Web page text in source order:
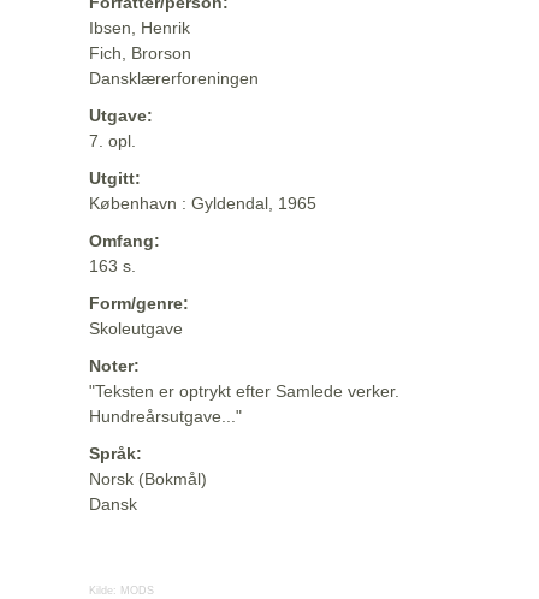
Ibsen, Henrik
Fich, Brorson
Dansklærerforeningen
Utgave:
7. opl.
Utgitt:
København : Gyldendal, 1965
Omfang:
163 s.
Form/genre:
Skoleutgave
Noter:
"Teksten er optrykt efter Samlede verker.
Hundreårsutgave..."
Språk:
Norsk (Bokmål)
Dansk
Kilde: MODS